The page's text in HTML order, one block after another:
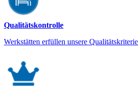
Qualitätskontrolle
Werkstätten erfüllen unsere